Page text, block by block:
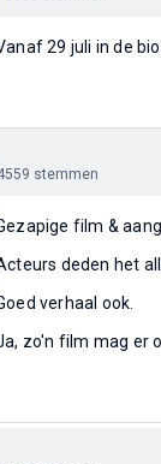
29 juli in de
stemmen
film &
deden het
verhaal ook.
zo'n film mag er